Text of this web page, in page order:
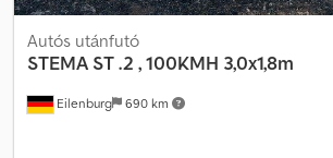
Eilenburg 690 km
Autós utánfutó
STEMA ST .2 , 100KMH 3,0x1,8m